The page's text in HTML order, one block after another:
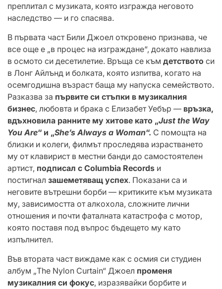
преплитал с музиката, която изгражда неговото
наследство — и го спасява.
В първата част Били Джоел откровено признава, че
все още е „в процес на изграждане“, докато навлиза
в осмото си десетилетие. Връща се към детството си
в Лонг Айлънд и болката, която изпитва, когато на
осемгодишна възраст баща му напуска семейството.
Разказва за първите си стъпки в музикалния
бизнес, любовта и брака с Елизабет Уебър — връзка,
вдъхновила ранните му хитове като „Just the Way
You Are“ и „She’s Always a Woman“. С помощта на
близки и колеги, филмът проследява израстването
му от клавирист в местни банди до самостоятелен
артист, подписал с Columbia Records и
постигнал зашеметяващ успех. Показани са и
неговите вътрешни борби — критиките към музиката
му, зависимостта от алкохола, сложните лични
отношения и почти фаталната катастрофа с мотор,
която поставя под въпрос бъдещето му като
изпълнител.
Във втората част виждаме как с осмия си студиен
албум „The Nylon Curtain“ Джоел променя
музикалния си фокус, изразявайки борбите и